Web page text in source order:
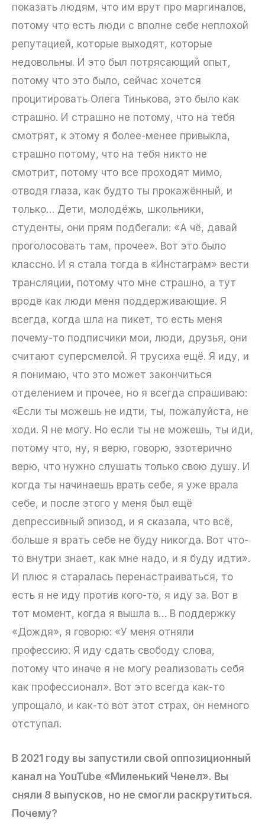
показать людям, что им врут про маргиналов,
потому что есть люди с вполне себе неплохой
репутацией, которые выходят, которые
недовольны. И это был потрясающий опыт,
потому что это было, сейчас хочется
процитировать Олега Тинькова, это было как
страшно. И страшно не потому, что на тебя
смотрят, к этому я более-менее привыкла,
страшно потому, что на тебя никто не
смотрит, потому что все проходят мимо,
отводя глаза, как будто ты прокажённый, и
только… Дети, молодёжь, школьники,
студенты, они прям подбегали: «А чё, давай
проголосовать там, прочее». Вот это было
классно. И я стала тогда в «Инстаграм» вести
трансляции, потому что мне страшно, а тут
вроде как люди меня поддерживающие. Я
всегда, когда шла на пикет, то есть меня
почему-то подписчики мои, люди, друзья, они
считают суперсмелой. Я трусиха ещё. Я иду, и
я понимаю, что это может закончиться
отделением и прочее, но я всегда спрашиваю:
«Если ты можешь не идти, ты, пожалуйста, не
ходи. Я не могу. Но если ты не можешь, ты иди,
потому что, ну, я верю, говорю, эзотерично
верю, что нужно слушать только свою душу. И
когда ты начинаешь врать себе, я уже врала
себе, и после этого у меня был ещё
депрессивный эпизод, и я сказала, что всё,
больше я врать себе не буду никогда. Вот что-
то внутри знает, как мне надо, и я буду идти».
И плюс я старалась перенастраиваться, то
есть я не иду против кого-то, я иду за. Вот в
тот момент, когда я вышла в… В поддержку
«Дождя», я говорю: «У меня отняли
профессию. Я иду сдать свободу слова,
потому что иначе я не могу реализовать себя
как профессионал». Вот это всегда как-то
упрощало, и как-то вот этот страх, он немного
отступал.
В 2021 году вы запустили свой оппозиционный
канал на YouTube «Миленький Ченел». Вы
сняли 8 выпусков, но не смогли раскрутиться.
Почему?